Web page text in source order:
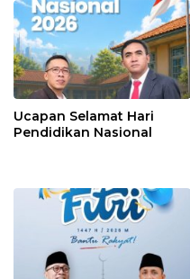
Ucapan Selamat Hari
Pendidikan Nasional